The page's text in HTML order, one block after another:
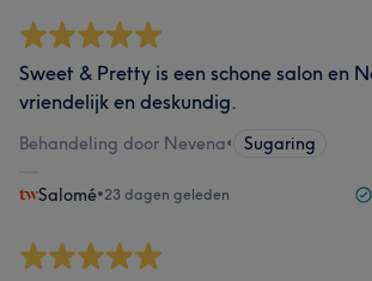
Sweet & Pretty is een schone salon en
vriendelijk en deskundig.
Behandeling door Nevena• Sugaring
Salomé•23 dagen geleden